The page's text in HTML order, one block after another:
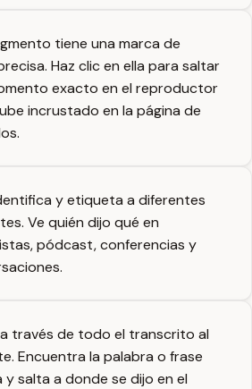
tiene una marca de
Haz clic en ella para saltar
exacto en el reproductor
incrustado en la página de
y etiqueta a diferentes
Ve quién dijo qué en
pódcast, conferencias y
través de todo el transcrito al
Encuentra la palabra o frase
y salta a donde se dijo en el